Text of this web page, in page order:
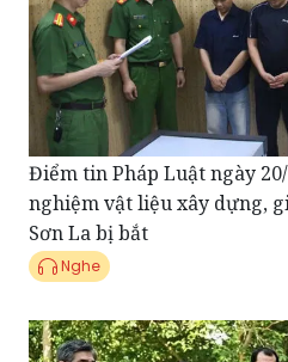
Điểm tin Pháp Luật ngày
nghiệm vật liệu xây dựng,
Sơn La bị bắt
Nghe